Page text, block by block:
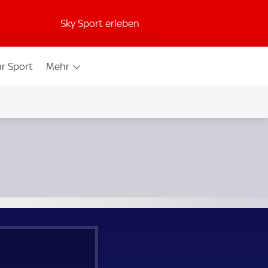
Sky Sport erleben
Sport Mehr